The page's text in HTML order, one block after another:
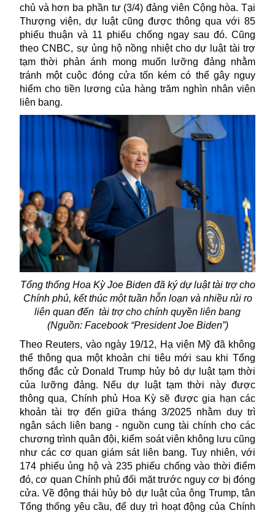
chủ và hơn ba phần tư (3/4) đảng viên Cộng hòa. Tại
Thượng viện, dự luật cũng được thông qua với 85
phiếu thuận và 11 phiếu chống ngay sau đó. Cũng
theo CNBC, sự ủng hộ nồng nhiệt cho dự luật tài trợ
tạm thời phản ánh mong muốn lưỡng đảng nhằm
tránh một cuộc đóng cửa tốn kém có thể gây nguy
hiểm cho tiền lương của hàng trăm nghìn nhân viên
liên bang.
Tổng thống Hoa Kỳ Joe Biden đã ký dự luật tài trợ cho
Chính phủ, kết thúc một tuần hỗn loạn và nhiều rủi ro
liên quan đến tài trợ cho chính quyền liên bang
(Nguồn: Facebook “President Joe Biden”)
Theo Reuters, vào ngày 19/12, Hạ viện Mỹ đã không
thể thông qua một khoản chi tiêu mới sau khi Tổng
thống đắc cử Donald Trump hủy bỏ dự luật tạm thời
của lưỡng đảng. Nếu dự luật tạm thời này được
thông qua, Chính phủ Hoa Kỳ sẽ được gia hạn các
khoản tài trợ đến giữa tháng 3/2025 nhằm duy trì
ngân sách liên bang - nguồn cung tài chính cho các
chương trình quân đội, kiểm soát viên không lưu cũng
như các cơ quan giám sát liên bang. Tuy nhiên, với
174 phiếu ủng hộ và 235 phiếu chống vào thời điểm
đó, cơ quan Chính phủ đối mặt trước nguy cơ bị đóng
cửa. Về động thái hủy bỏ dự luật của ông Trump, tân
Tổng thống yêu cầu, để duy trì hoạt động của Chính